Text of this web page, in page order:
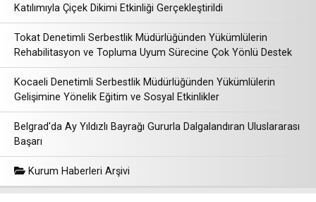
Katılımıyla Çiçek Dikimi Etkinliği Gerçekleştirildi
Tokat Denetimli Serbestlik Müdürlüğünden Yükümlülerin
Rehabilitasyon ve Topluma Uyum Sürecine Çok Yönlü Destek
Kocaeli Denetimli Serbestlik Müdürlüğünden Yükümlülerin
Gelişimine Yönelik Eğitim ve Sosyal Etkinlikler
Belgrad'da Ay Yıldızlı Bayrağı Gururla Dalgalandıran Uluslararası
Başarı
Kurum Haberleri Arşivi